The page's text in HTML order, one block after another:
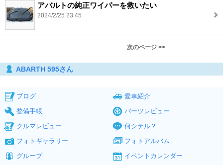
アバルトの純正ワイパーを救いたい
2024/2/25 23:45
次のページ >>
ABARTH 595さん
ブログ
愛車紹介
整備手帳
パーツレビュー
クルマレビュー
何シテル？
フォトギャラリー
フォトアルバム
グループ
イベントカレンダー